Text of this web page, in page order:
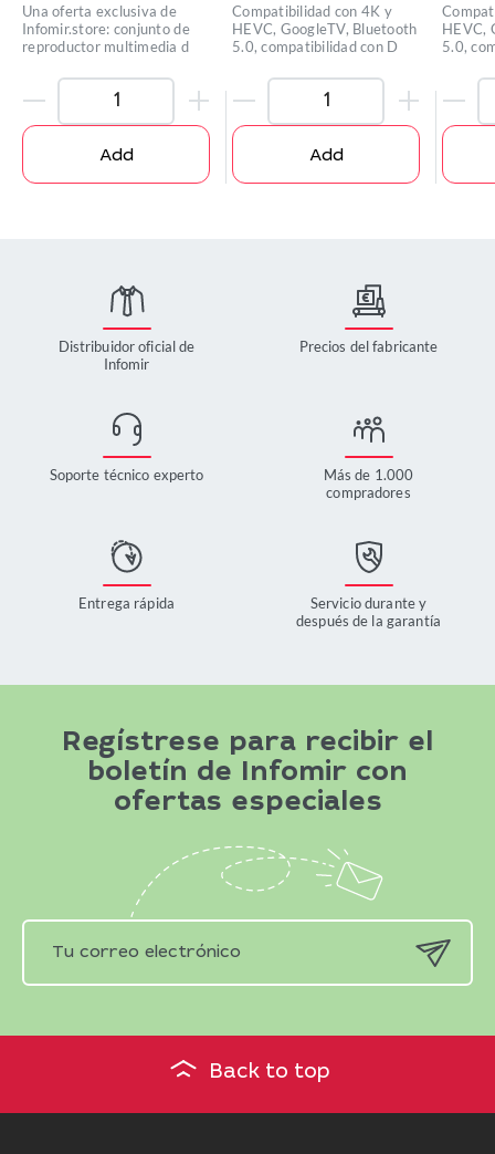
Una oferta exclusiva de
Infomir.store: conjunto de
reproductor multimedia d
Add
Compatibilidad con 4K y
HEVC, GoogleTV, Bluetooth
5.0, compatibilidad con D
Add
HEVC,
5.0,
Distribuidor oficial de
Infomir
Precios del fabricante
Soporte técnico experto
Más de 1.000
compradores
Entrega rápida
Servicio durante y
después de la garantía
Regístrese para recibir el
boletín de Infomir con
ofertas especiales
Back to top